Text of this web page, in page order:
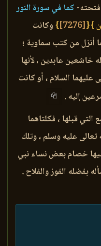
كما في سورة النور
}
{
[7276]
}وكانت
أنزل من كتب سماوية ؛
عابدين ، لأنها
السلام ، أو كانت
إليه .
قبلها ، فكلتاهما
عليه وسلم ، وتلك
خصام بعض نساء نبي
بفضله الفوز والفلاح .